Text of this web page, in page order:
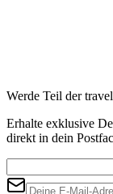
Werde Teil der
Erhalte exklusive
direkt in dein